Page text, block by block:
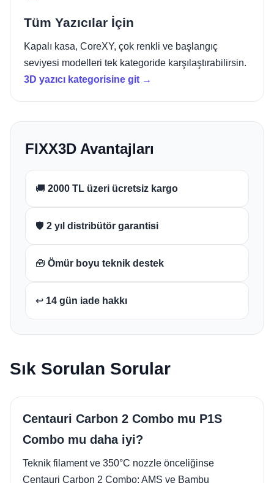
Tüm Yazıcılar İçin
Kapalı kasa, CoreXY, çok renkli ve başlangıç
seviyesi modelleri tek kategoride karşılaştırabilirsin.
3D yazıcı kategorisine git →
FIXX3D Avantajları
🚚 2000 TL üzeri ücretsiz kargo
🛡️ 2 yıl distribütör garantisi
🧰 Ömür boyu teknik destek
↩️ 14 gün iade hakkı
Sık Sorulan Sorular
Centauri Carbon 2 Combo mu P1S
Combo mu daha iyi?
Teknik filament ve 350°C nozzle önceliğinse
Centauri Carbon 2 Combo; AMS ve Bambu